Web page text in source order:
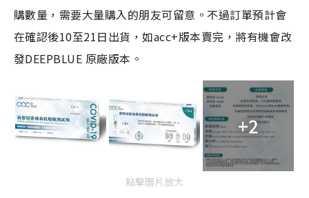
購數量，需要大量購入的朋友可留意。不過訂單預計會
在確認後10至21日出貨，如acc+版本賣完，將有機會改
發DEEPBLUE 原廠版本。
+2
點擊圖片放大